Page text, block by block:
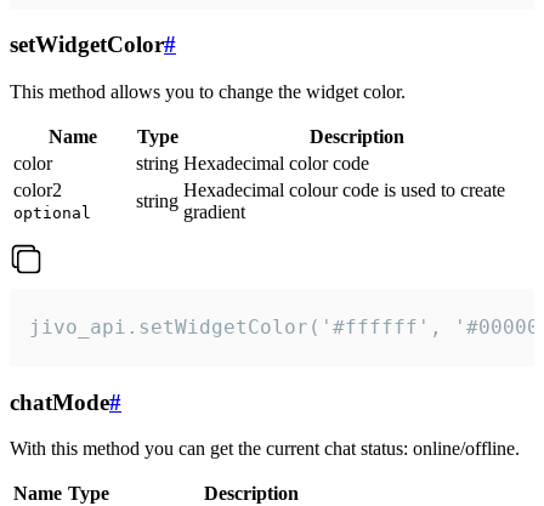
setWidgetColor#
This method allows you to change the widget color.
Name Type
Description
color
string Hexadecimal color code
color2
optional
string
Hexadecimal colour code is used to create
gradient
jivo_api.setWidgetColor('#ffffff',
chatMode#
With this method you can get the current chat status: online/offline.
Name Type
Description